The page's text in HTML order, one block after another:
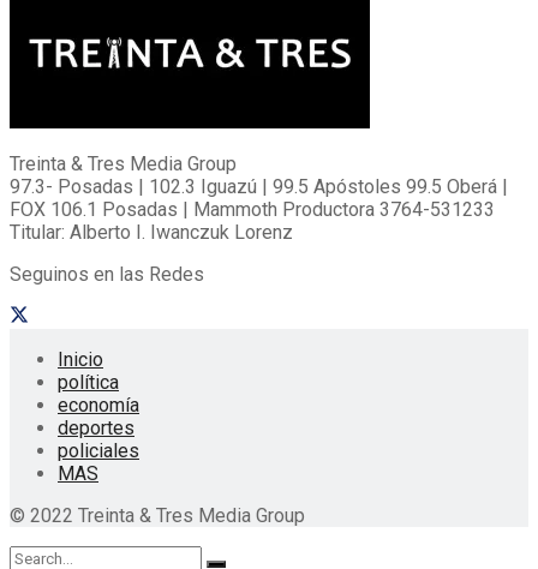
Treinta & Tres Media Group
97.3- Posadas | 102.3 Iguazú | 99.5 Apóstoles 99.5 Oberá |
FOX 106.1 Posadas | Mammoth Productora 3764-531233
Titular: Alberto I. Iwanczuk Lorenz
Seguinos en las Redes
Inicio
política
economía
deportes
policiales
MAS
© 2022 Treinta & Tres Media Group